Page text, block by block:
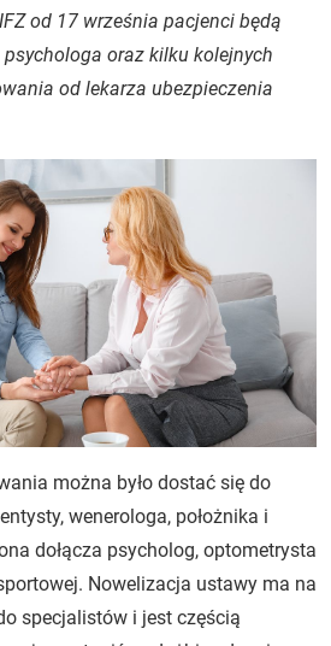
od 17 września pacjenci będą
oraz kilku kolejnych
od lekarza ubezpieczenia
można było dostać się do
wenerologa, położnika i
dołącza psycholog, optometrysta
Nowelizacja ustawy ma na
specjalistów i jest częścią